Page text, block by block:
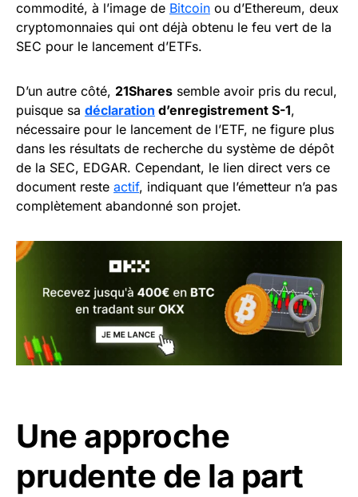
commodité, à l’image de Bitcoin ou d’Ethereum, deux
cryptomonnaies qui ont déjà obtenu le feu vert de la
SEC pour le lancement d’ETFs.
D’un autre côté, 21Shares semble avoir pris du recul,
puisque sa déclaration d’enregistrement S-1,
nécessaire pour le lancement de l’ETF, ne figure plus
dans les résultats de recherche du système de dépôt
de la SEC, EDGAR. Cependant, le lien direct vers ce
document reste actif, indiquant que l’émetteur n’a pas
complètement abandonné son projet.
Une approche
prudente de la part